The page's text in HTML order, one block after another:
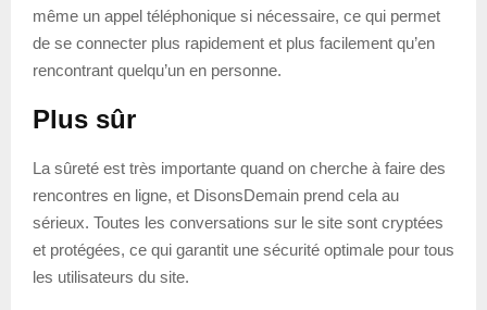
même un appel téléphonique si nécessaire, ce qui permet
de se connecter plus rapidement et plus facilement qu’en
rencontrant quelqu’un en personne.
Plus sûr
La sûreté est très importante quand on cherche à faire des
rencontres en ligne, et DisonsDemain prend cela au
sérieux. Toutes les conversations sur le site sont cryptées
et protégées, ce qui garantit une sécurité optimale pour tous
les utilisateurs du site.